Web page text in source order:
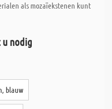
als mozaïekstenen kunt
nodig
blauw